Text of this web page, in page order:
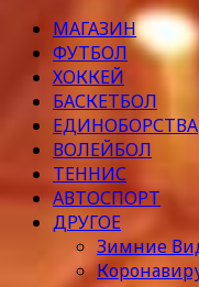
МАГАЗИН
ФУТБОЛ
ХОККЕЙ
БАСКЕТБОЛ
ЕДИНОБОРСТВА
ВОЛЕЙБОЛ
ТЕННИС
АВТОСПОРТ
ДРУГОЕ
Зимние